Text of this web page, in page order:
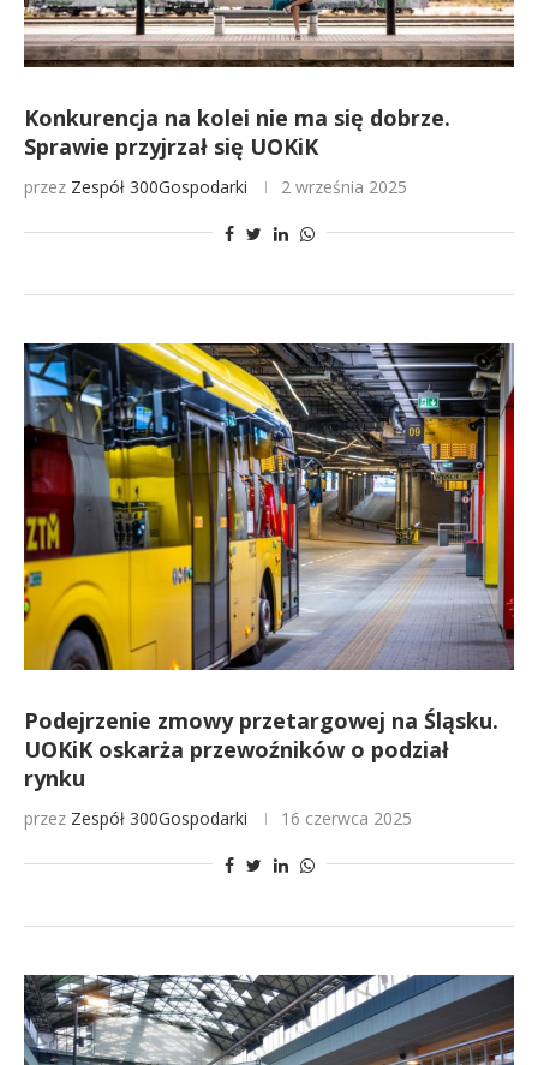
Konkurencja na kolei nie ma się dobrze.
Sprawie przyjrzał się UOKiK
przez Zespół 300Gospodarki 2 września 2025
Podejrzenie zmowy przetargowej na Śląsku.
UOKiK oskarża przewoźników o podział
rynku
przez Zespół 300Gospodarki 16 czerwca 2025